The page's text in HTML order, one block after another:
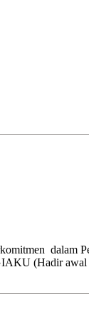
dalam
(Hadir awal